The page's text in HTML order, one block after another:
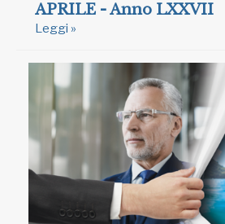
APRILE - Anno LXXVII
Leggi »